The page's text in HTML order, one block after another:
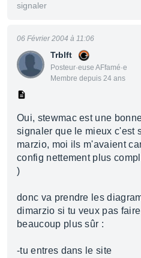
signaler
Trblft
Posteur·euse AFfamé·e
Membre depuis 24 ans
06 Février 2004 à 11:06
Oui, stewmac est une
signaler que le mieux c'est
marzio, moi ils m'avaient
config nettement plus
)
donc va prendre les
dimarzio si tu veux pas
beaucoup plus sûr :
-tu entres dans le site